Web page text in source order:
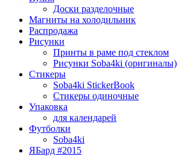
Доски разделочные
Магниты на холодильник
Распродажа
Рисунки
Принты в раме под стеклом
Рисунки Soba4ki (оригиналы)
Стикеры
Soba4ki StickerBook
Стикеры одиночные
Упаковка
для календарей
Футболки
Soba4ki
ЯБард #2015